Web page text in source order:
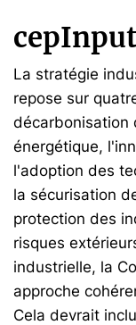
La stratégie
repose sur
décarbonisation
énergétique,
l'adoption des
la sécurisation
protection des
risques
industrielle, la
approche
Cela devrait